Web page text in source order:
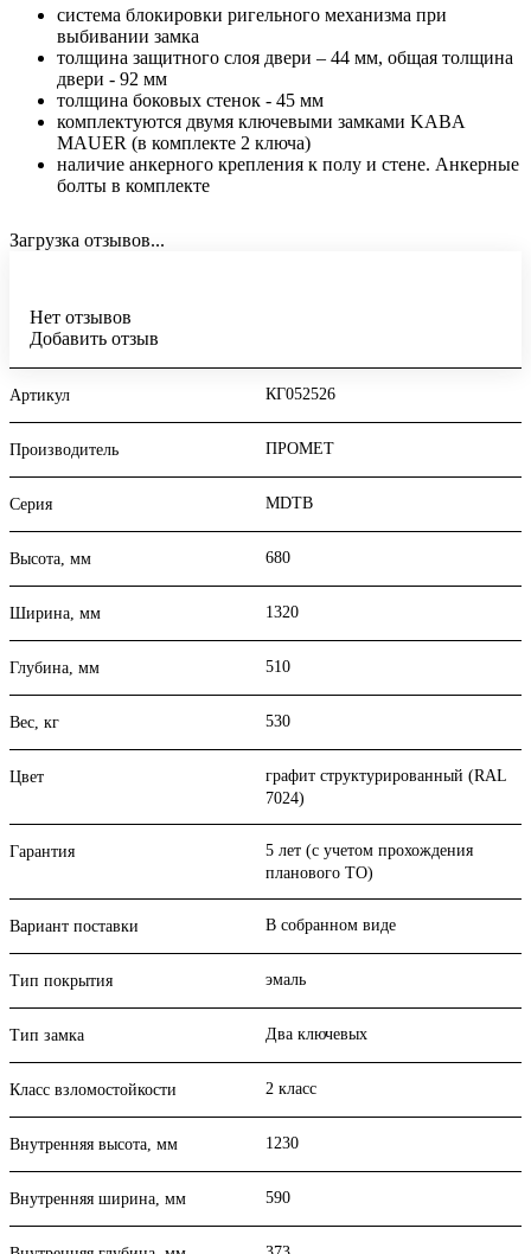
система блокировки ригельного механизма при
выбивании замка
толщина защитного слоя двери – 44 мм, общая толщина
двери - 92 мм
толщина боковых стенок - 45 мм
комплектуются двумя ключевыми замками KABA
MAUER (в комплекте 2 ключа)
наличие анкерного крепления к полу и стене. Анкерные
болты в комплекте
Загрузка отзывов...
Нет отзывов
Добавить отзыв
Артикул КГ052526
Производитель ПРОМЕТ
Серия MDTB
Высота, мм 680
Ширина, мм 1320
Глубина, мм 510
Вес, кг 530
Цвет
графит структурированный (RAL
7024)
Гарантия
5 лет (с учетом прохождения
планового ТО)
Вариант поставки В собранном виде
Тип покрытия эмаль
Тип замка Два ключевых
Класс взломостойкости 2 класс
Внутренняя высота, мм 1230
Внутренняя ширина, мм 590